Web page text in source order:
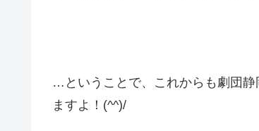
…ということで、これからも劇団静
ますよ！(^^)/